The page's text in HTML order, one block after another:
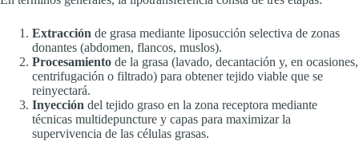
Extracción de grasa mediante liposucción selectiva de zonas
donantes (abdomen, flancos, muslos).
Procesamiento de la grasa (lavado, decantación y, en ocasiones,
centrifugación o filtrado) para obtener tejido viable que se
reinyectará.
Inyección del tejido graso en la zona receptora mediante
técnicas multidepuncture y capas para maximizar la
supervivencia de las células grasas.